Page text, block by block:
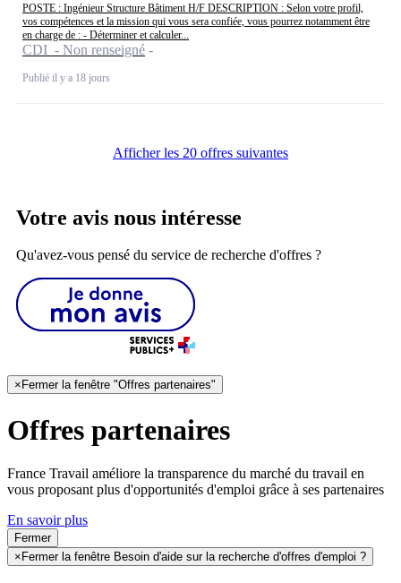
POSTE : Ingénieur Structure Bâtiment H/F DESCRIPTION : Selon votre profil,
vos compétences et la mission qui vous sera confiée, vous pourrez notamment être
en charge de : - Déterminer et calculer...
CDI - Non renseigné
Publié il y a 18 jours
Afficher les 20 offres suivantes
Votre avis nous intéresse
Qu'avez-vous pensé du service de recherche d'offres ?
× Fermer la fenêtre "Offres partenaires"
Offres partenaires
France Travail améliore la transparence du marché du travail en
vous proposant plus d'opportunités d'emploi grâce à ses partenaires
En savoir plus
Fermer
× Fermer la fenêtre Besoin d'aide sur la recherche d'offres d'emploi ?